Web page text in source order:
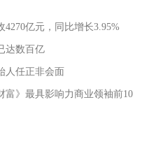
亿元，同比增长3.95%
达数百亿
人任正非会面
富》最具影响力商业领袖前10